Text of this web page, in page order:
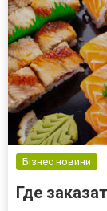
Бізнес новини
Где